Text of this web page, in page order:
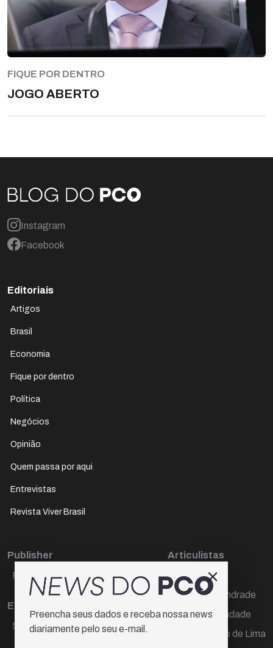
FIQUE POR DENTRO
JOGO ABERTO
Instagram
Facebook
Editoriais
Artigos
Brasil
Economia
Fique por dentro
Política
Negócios
Opinião
Quem passa por aqui
Entrevistas
Revista Viver Brasil
Publisher
Paulo Cesar de Oliveira
Editora Chefe
Sueli Cotta
Articulistas
Décio Freire
Dr Marcos Andrade
Hamilton Trindade
Igor Carvalho de Lima
Preencha seus dados e receba nossa news
diariamente pelo seu e-mail.